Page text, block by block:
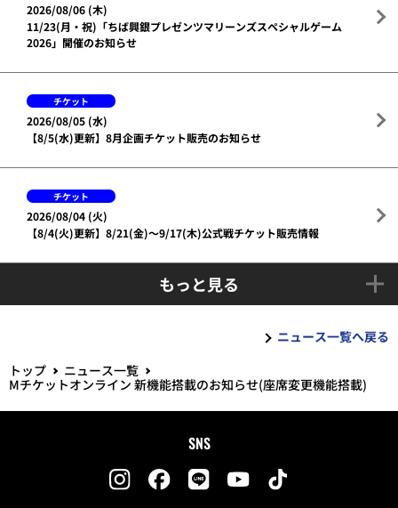
2026/08/06 (木)
11/23(月・祝)「ちば興銀プレゼンツマリーンズスペシャルゲーム
2026」開催のお知らせ
チケット
2026/08/05 (水)
【8/5(水)更新】8月企画チケット販売のお知らせ
チケット
2026/08/04 (火)
【8/4(火)更新】8/21(金)～9/17(木)公式戦チケット販売情報
もっと見る
ニュース一覧へ戻る
トップ
ニュース一覧
Mチケットオンライン 新機能搭載のお知らせ(座席変更機能搭載)
SNS